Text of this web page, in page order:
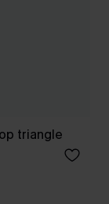
triangle